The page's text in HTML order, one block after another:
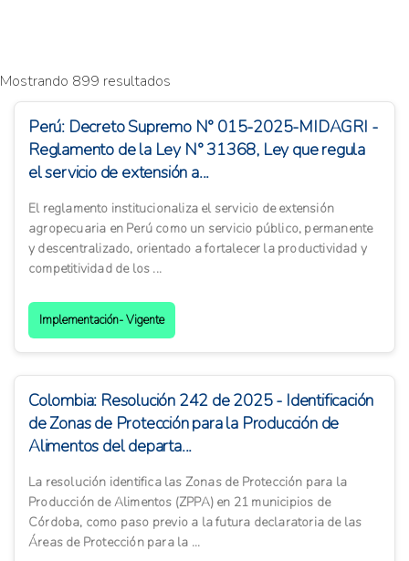
Mostrando 899 resultados
Perú: Decreto Supremo N° 015-2025-MIDAGRI -
Reglamento de la Ley N° 31368, Ley que regula
el servicio de extensión a...
El reglamento institucionaliza el servicio de extensión
agropecuaria en Perú como un servicio público, permanente
y descentralizado, orientado a fortalecer la productividad y
competitividad de los ...
Implementación- Vigente
Colombia: Resolución 242 de 2025 - Identificación
de Zonas de Protección para la Producción de
Alimentos del departa...
La resolución identifica las Zonas de Protección para la
Producción de Alimentos (ZPPA) en 21 municipios de
Córdoba, como paso previo a la futura declaratoria de las
Áreas de Protección para la ...